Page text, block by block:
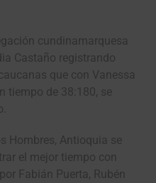
cundinamarquesa
Castaño registrando
que con Vanessa
tiempo de 38:180, se
Hombres, Antioquia se
el mejor tiempo con
Fabián Puerta, Rubén